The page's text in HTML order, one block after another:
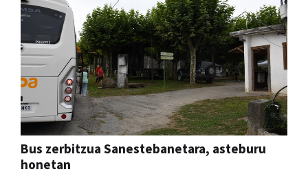
Bus zerbitzua Sanestebanetara, asteburu
honetan